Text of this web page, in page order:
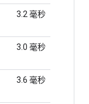
3.2 毫秒
3.0 毫秒
3.6 毫秒